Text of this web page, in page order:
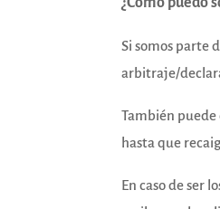
Si somos parte
arbitraje/
También puede
hasta que
En caso de ser